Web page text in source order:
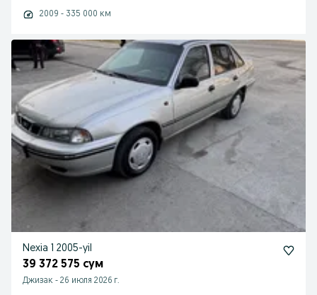
2009 - 335 000 км
Nexia 1 2005-yil
39 372 575 сум
Джизак - 26 июля 2026 г.